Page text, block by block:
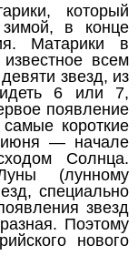
который
в конце
Матарики в
всем
звезд, из
6 или 7,
появление
короткие
июня — начале
Солнца.
(лунному
специально
звезд
Поэтому
нового